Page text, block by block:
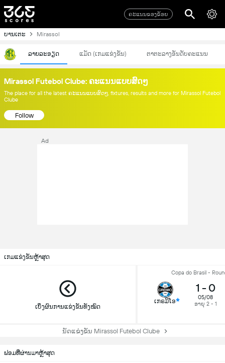
ຄະແນນຂອງຂ້ອຍ
ບານເຕະ Mirassol
ລາຍລະອຽດ ແມັດ (ເກມແຂ່ງຂັນ) ຕາຕະລາງອັນດັບຄະແນນ
Mirassol Futebol Clube: ຄະແນນແບບສົດໆ
The place for all the latest ຄະແນນແບບສົດໆ, fixtures, results and more for Mirassol Futebol
Clube
Follow
Ad
ເກມແຂ່ງຂັນຫຼ້າສຸດ
ເບິ່ງຜົນການແຂ່ງຂັນທັງໝົດ
Copa do Brasil -
ເກຣມິໂອ
1 - 0
05/08
ອາຍຸ 2 - 1
ນັດແຂ່ງຂັນ Mirassol Futebol Clube
ຟອມທີ່ຜ່ານມາຫຼ້າສຸດ